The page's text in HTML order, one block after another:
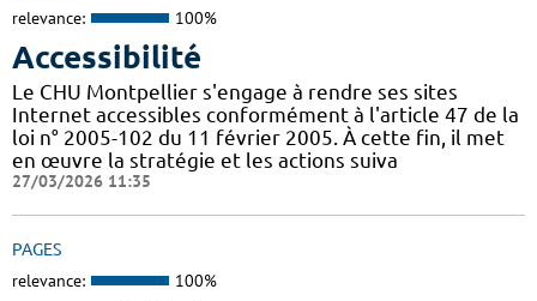
relevance: 100%
Accessibilité
Le CHU Montpellier s'engage à rendre ses sites
Internet accessibles conformément à l'article 47 de la
loi n° 2005-102 du 11 février 2005. À cette fin, il met
en œuvre la stratégie et les actions suiva
27/03/2026 11:35
PAGES
relevance: 100%